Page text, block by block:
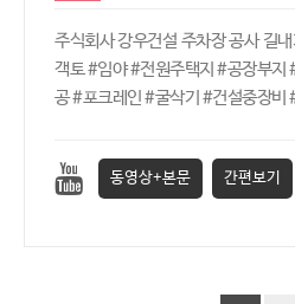
주식회사 강우건설 주차장 공사 길
객토 #임야 #전원주택지 #공장부
공 #포크레인 #굴삭기 #건설중장비
동영상+본문 간편보기